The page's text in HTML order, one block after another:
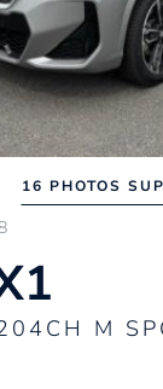
16 PHOTOS
M